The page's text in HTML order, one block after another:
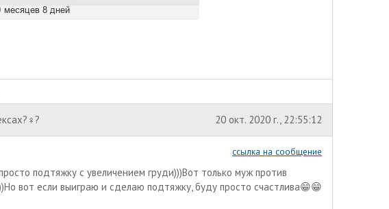
20 окт. 2020 г., 22:55:12
ссылка на сообщение
подтяжку с увеличением груди)))Вот только муж против
вот если выиграю и сделаю подтяжку, буду просто счастлива😁😁